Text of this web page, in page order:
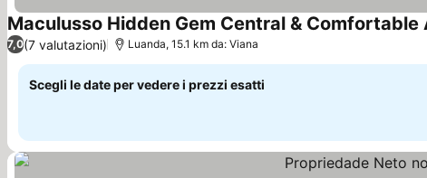
Maculusso Hidden Gem Central &
7,0(7 valutazioni) Luanda, 15.1 km da: Viana
Scegli le date per vedere i prezzi esatti